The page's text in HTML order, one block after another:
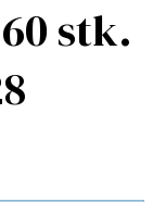
stk.